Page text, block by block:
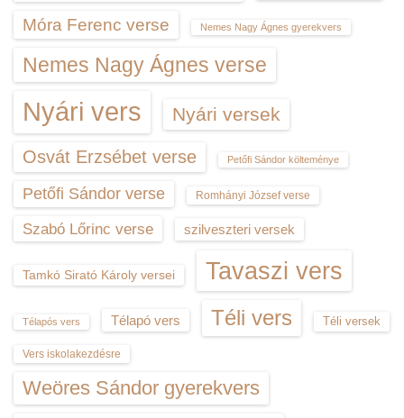
Móra Ferenc verse Nemes Nagy Ágnes gyerekvers
Nemes Nagy Ágnes verse
Nyári vers Nyári versek
Osvát Erzsébet verse Petőfi Sándor költeménye
Petőfi Sándor verse Romhányi József verse
Szabó Lőrinc verse szilveszteri versek
Tamkó Sirató Károly versei Tavaszi vers
Télapós vers Télapó vers Téli vers Téli versek
Vers iskolakezdésre
Weöres Sándor gyerekvers